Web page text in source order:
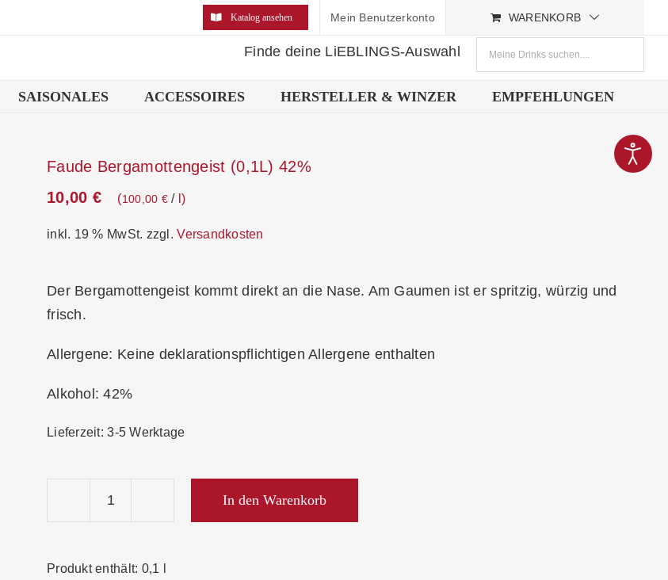
Katalog ansehen Mein Benutzerkonto WARENKORB
Finde deine LiEBLINGS-Auswahl
SAISONALES ACCESSOIRES HERSTELLER & WINZER EMPFEHLUNGEN
Faude Bergamottengeist (0,1L) 42%
10,00 € 100,00 €/ l
inkl. 19 % MwSt. zzgl.Versandkosten
Der Bergamottengeist kommt direkt an die Nase. Am Gaumen ist er spritzig, würzig und
frisch.
Allergene: Keine deklarationspflichtigen Allergene enthalten
Alkohol: 42%
Lieferzeit:3-5 Werktage
In den Warenkorb
Produkt enthält: 0,1 l